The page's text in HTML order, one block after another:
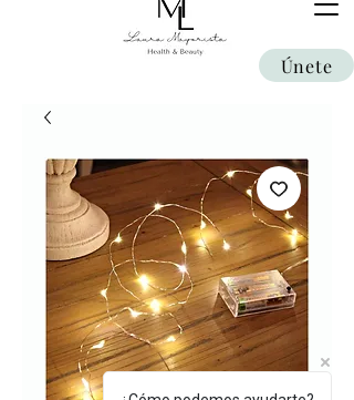
Únete